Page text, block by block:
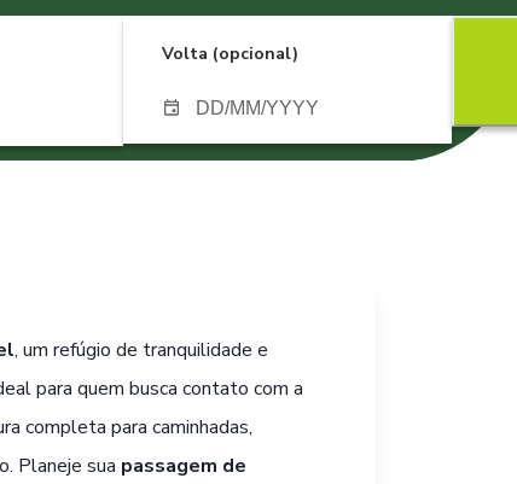
Volta (opcional)
, um refúgio de tranquilidade e
para quem busca contato com a
completa para caminhadas,
Planeje sua passagem de